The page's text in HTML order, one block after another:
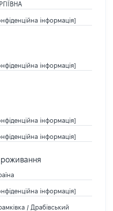
інформація]
інформація]
інформація]
інформація]
інформація]
/ Драбівський